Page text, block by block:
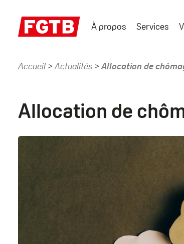
contenu
À propos Services
Accueil Actualités Allocation de
Allocation de